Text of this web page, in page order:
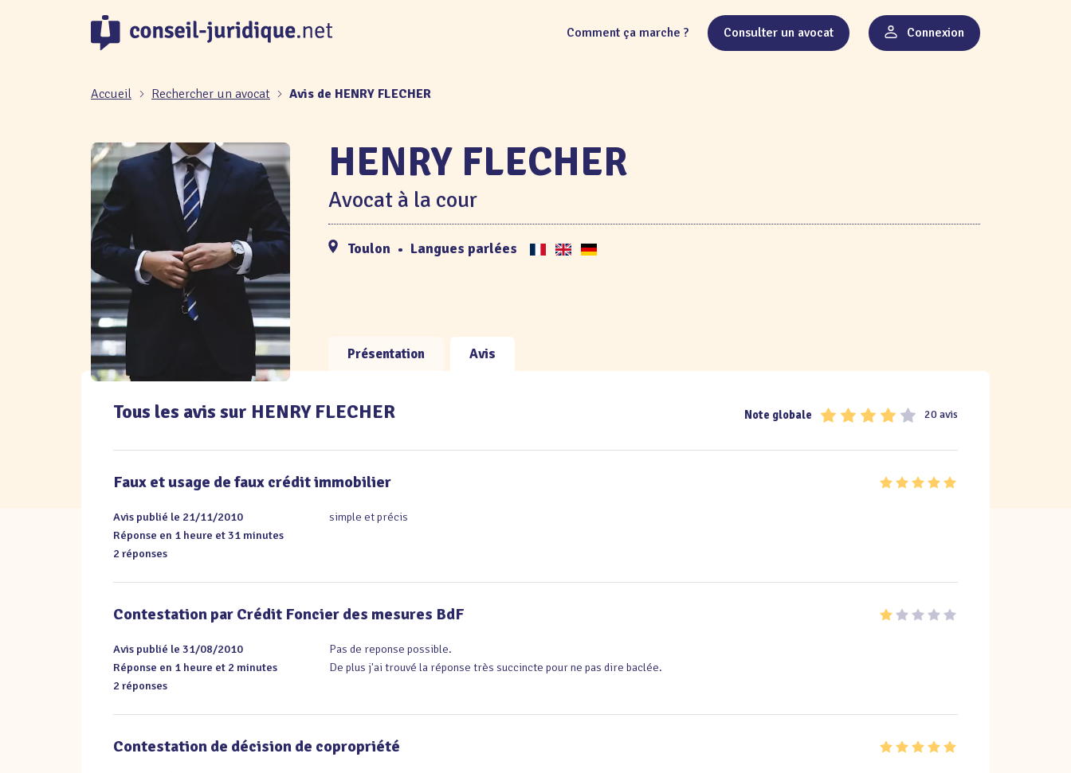
Comment ça marche ? Consulter un avocat Connexion
Accueil Rechercher un avocat Avis de HENRY FLECHER
HENRY FLECHER
Avocat à la cour
Toulon • Langues parlées
Présentation Avis
Tous les avis sur HENRY FLECHER Note globale 20 avis
Faux et usage de faux crédit immobilier
Avis publié le 21/11/2010
Réponse en 1 heure et 31 minutes
2 réponses
simple et précis
Contestation par Crédit Foncier des mesures BdF
Avis publié le 31/08/2010
Réponse en 1 heure et 2 minutes
2 réponses
Pas de reponse possible.
De plus j'ai trouvé la réponse très succincte pour ne pas dire baclée.
Contestation de décision de copropriété